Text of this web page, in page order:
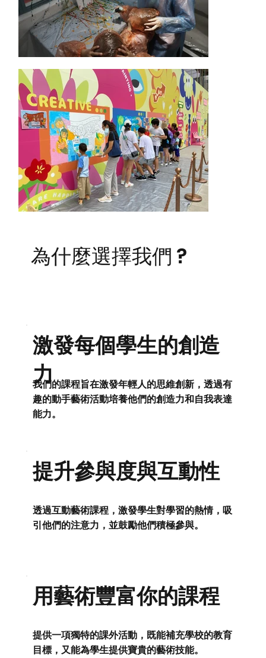
為什麼選擇我們 ?
我們的課程旨在激發年輕人的思維創新，透過有
趣的動手藝術活動培養他們的創造力和自我表達
能力。
激發每個學生的創造
力
透過互動藝術課程，激發學生對學習的熱情，吸
引他們的注意力，並鼓勵他們積極參與。
提升參與度與互動性
提供一項獨特的課外活動，既能補充學校的教育
目標，又能為學生提供寶貴的藝術技能。
用藝術豐富你的課程